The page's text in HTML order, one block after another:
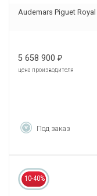
Audemars Piguet Royal
5 658 900 ₽
цена производителя
Под заказ
10-40%